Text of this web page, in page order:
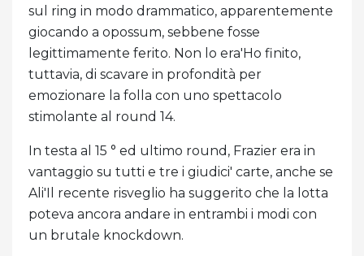
sul ring in modo drammatico, apparentemente
giocando a opossum, sebbene fosse
legittimamente ferito. Non lo era'Ho finito,
tuttavia, di scavare in profondità per
emozionare la folla con uno spettacolo
stimolante al round 14.
In testa al 15 ° ed ultimo round, Frazier era in
vantaggio su tutti e tre i giudici' carte, anche se
Ali'Il recente risveglio ha suggerito che la lotta
poteva ancora andare in entrambi i modi con
un brutale knockdown.